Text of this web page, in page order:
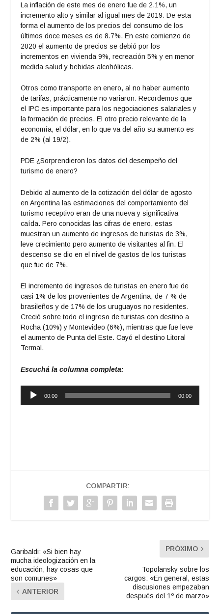
La inflación de este mes de enero fue de 2.1%, un
incremento alto y similar al igual mes de 2019. De esta
forma el aumento de los precios del consumo de los
últimos doce meses es de 8.7%. En este comienzo de
2020 el aumento de precios se debió por los
incrementos en vivienda 9%, recreación 5% y en menor
medida salud y bebidas alcohólicas.
Otros como transporte en enero, al no haber aumento
de tarifas, prácticamente no variaron. Recordemos que
el IPC es importante para los negociaciones salariales y
la formación de precios.El otro precio relevante de la
economía, el dólar, en lo que va del año su aumento es
de 2% (al 19/2).
PDE ¿Sorprendieron los datos del desempeño del
turismo de enero?
Debido al aumento de la cotización del dólar de agosto
en Argentina las estimaciones del comportamiento del
turismo receptivo eran de una nueva y significativa
caída. Pero conocidas las cifras de enero, estas
muestran un aumento de ingresos de turistas de 3%,
leve crecimiento pero aumento de visitantes al fin. El
descenso se dio en el nivel de gastos de los turistas
que fue de 7%.
El incremento de ingresos de turistas en enero fue de
casi 1% de los provenientes de Argentina, de 7 % de
brasileños y de 17% de los uruguayos no residentes.
Creció sobre todo el ingreso de turistas con destino a
Rocha (10%) y Montevideo (6%), mientras que fue leve
el aumento de Punta del Este. Cayó el destino Litoral
Termal.
Escuchá la columna completa:
Reproductor
00:00 00:00
COMPARTIR:
Garibaldi: «Si bien hay
mucha ideologización en la
educación, hay cosas que
son comunes»
ANTERIOR
PRÓXIMO
Topolansky sobre los
cargos: «En general, estas
discusiones empezaban
después del 1º de marzo»